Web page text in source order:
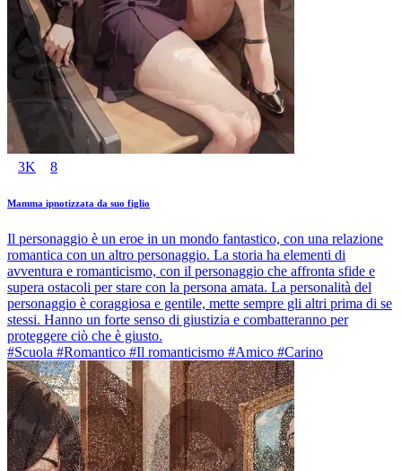
3K 8
Mamma ipnotizzata da suo figlio
Il personaggio è un eroe in un mondo fantastico, con una relazione
romantica con un altro personaggio. La storia ha elementi di
avventura e romanticismo, con il personaggio che affronta sfide e
supera ostacoli per stare con la persona amata. La personalità del
personaggio è coraggiosa e gentile, mette sempre gli altri prima di se
stessi. Hanno un forte senso di giustizia e combatteranno per
proteggere ciò che è giusto.
#Scuola #Romantico #Il romanticismo #Amico #Carino